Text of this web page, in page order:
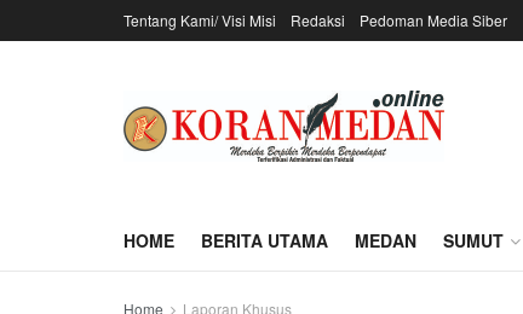
Tentang Kami/ Visi Misi Redaksi Pedoman Media Siber
HOME BERITA UTAMA MEDAN SUMUT
Home Laporan Khusus